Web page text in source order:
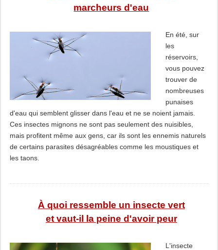
marcheurs d'eau
En été, sur
les
réservoirs,
vous pouvez
trouver de
nombreuses
punaises
d'eau qui semblent glisser dans l'eau et ne se noient jamais.
Ces insectes mignons ne sont pas seulement des nuisibles,
mais profitent même aux gens, car ils sont les ennemis naturels
de certains parasites désagréables comme les moustiques et
les taons.
À quoi ressemble un insecte vert
et vaut-il la peine d'avoir peur
L'insecte